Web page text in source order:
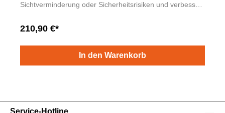
Sichtverminderung oder Sicherheitsrisiken und verbessert
verstaubar. Satz aus 2 Rollos und einer
210,90 €*
In den Warenkorb
Service-Hotline